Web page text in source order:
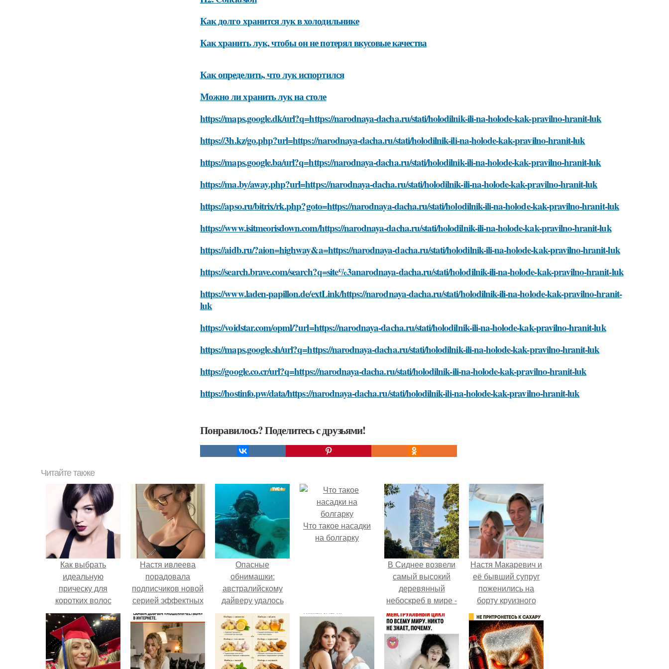
Как долго хранится лук в холодильнике
Как хранить лук, чтобы он не потерял вкусовые качества
Как определить, что лук испортился
Можно ли хранить лук на столе
https://maps.google.dk/url?q=https://narodnaya-dacha.ru/stati/holodilnik-ili-na-holode-kak-pravilno-hranit-luk
https://3h.kz/go.php?url=https://narodnaya-dacha.ru/stati/holodilnik-ili-na-holode-kak-pravilno-hranit-luk
https://maps.google.ba/url?q=https://narodnaya-dacha.ru/stati/holodilnik-ili-na-holode-kak-pravilno-hranit-luk
https://ma.by/away.php?url=https://narodnaya-dacha.ru/stati/holodilnik-ili-na-holode-kak-pravilno-hranit-luk
https://apso.ru/bitrix/rk.php?goto=https://narodnaya-dacha.ru/stati/holodilnik-ili-na-holode-kak-pravilno-hranit-luk
https://www.isitmeorisdown.com/https://narodnaya-dacha.ru/stati/holodilnik-ili-na-holode-kak-pravilno-hranit-luk
https://aidb.ru/?aion=highway&a=https://narodnaya-dacha.ru/stati/holodilnik-ili-na-holode-kak-pravilno-hranit-luk
https://search.brave.com/search?q=site%3anarodnaya-dacha.ru/stati/holodilnik-ili-na-holode-kak-pravilno-hranit-luk
https://www.laden-papillon.de/extLink/https://narodnaya-dacha.ru/stati/holodilnik-ili-na-holode-kak-pravilno-hranit-
luk
https://voidstar.com/opml/?url=https://narodnaya-dacha.ru/stati/holodilnik-ili-na-holode-kak-pravilno-hranit-luk
https://maps.google.sh/url?q=https://narodnaya-dacha.ru/stati/holodilnik-ili-na-holode-kak-pravilno-hranit-luk
https://google.co.cr/url?q=https://narodnaya-dacha.ru/stati/holodilnik-ili-na-holode-kak-pravilno-hranit-luk
https://hostinfo.pw/data/https://narodnaya-dacha.ru/stati/holodilnik-ili-na-holode-kak-pravilno-hranit-luk
Понравилось? Поделитесь с друзьями!
Читайте также
Как выбрать
идеальную
прическу для
коротких волос
Настя ивлеева
порадовала
подписчиков новой
серией эффектных
снимков - и, как
обычно, вызвала
бурное обсуждение
в соцсетях.
Опасные
обнимашки:
австралийскому
дайверу удалось
приручить акулу.
Что такое насадки
на болгарку
В Сиднее возвели
самый высокий
деревянный
небоскреб в мире -
Atlassian Central.
Настя Макаревич и
её бывший супруг
поженились на
борту круизного
лайнера.